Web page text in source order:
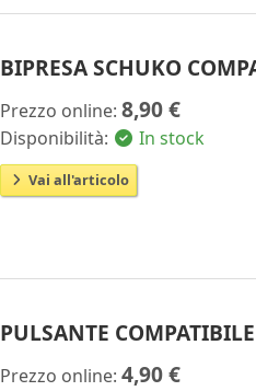
BIPRESA SCHUKO
Prezzo online:8,90 €
Disponibilità: In stock
Vai all'articolo
PULSANTE
Prezzo online:4,90 €